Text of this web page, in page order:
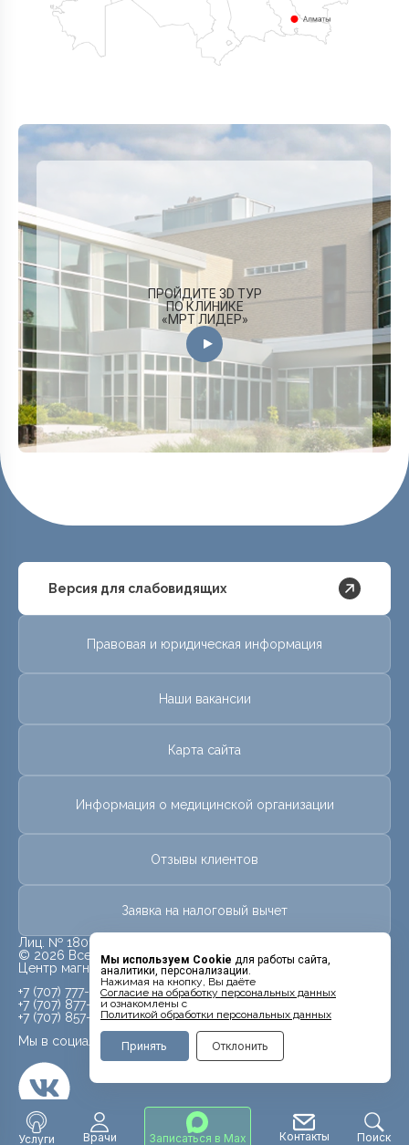
Услуги Врачи Записаться в Max Контакты Поиск
Мы используем Cookie для работы сайта,
аналитики, персонализации.
Нажимая на кнопку, Вы даёте
Cогласие на обработку персональных данных
и ознакомлены с
Политикой обработки персональных данных
Принять Отклонить
ПРОЙДИТЕ 3D ТУР
ПО КЛИНИКЕ
«МРТ ЛИДЕР»
Версия для слабовидящих
Правовая и юридическая информация
Наши вакансии
Карта сайта
Информация о медицинской организации
Отзывы клиентов
Заявка на налоговый вычет
Лиц. № 18010478 от 25 мая 2018 г.
© 2026 Все права защищены.
Центр магнитно-резонансной томографии «МРТ Лидер»
Мы в социальных сетях
+7 (707) 777-99-09
+7 (707) 877-99-09
+7 (707) 857-99-09